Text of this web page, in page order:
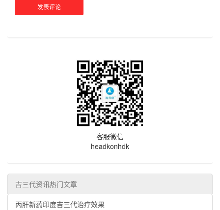
客服微信
headkonhdk
吉三代资讯热门文章
丙肝新药印度吉三代治疗效果